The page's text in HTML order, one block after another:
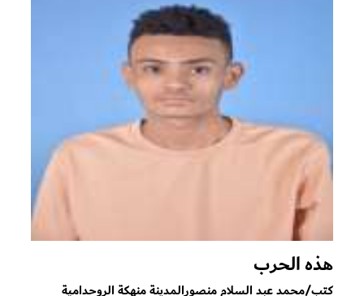
هذه الحرب
كتب/محمد عبد السلام منصورالمدينة منهكة الروحدامية